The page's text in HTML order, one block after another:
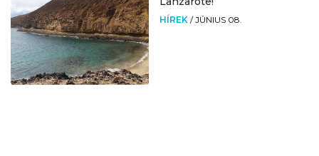
HÍREK /JÚNIUS 08.